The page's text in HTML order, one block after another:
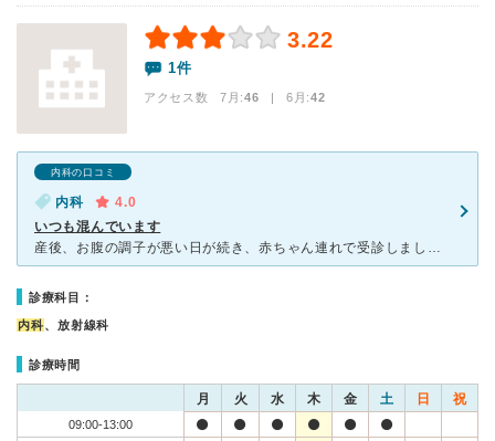
3.22
1件
アクセス数 7月:46 | 6月:42
内科の口コミ
内科
4.0
いつも混んでいます
産後、お腹の調子が悪い日が続き、赤ちゃん連れで受診しました。いつもは混雑していて、とくに高齢の方が多いイメージです。予約制ではないので、当日受付しますが、早くに受付だけして、一度帰宅している方もいるよ
診療科目：
内科、放射線科
診療時間
月 火 水 木 金 土 日 祝
09:00-13:00